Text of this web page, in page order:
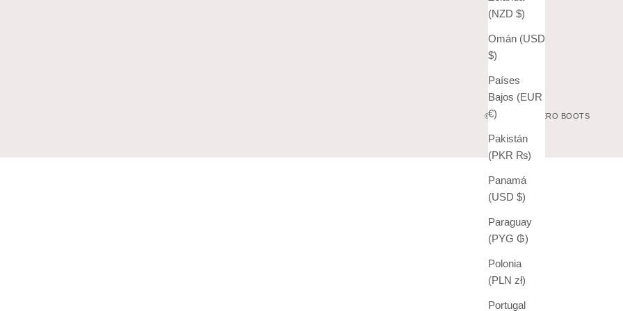
(NZD $)
Omán (USD
$)
Países
Bajos (EUR
€)
Pakistán
(PKR ₨)
Panamá
(USD $)
Paraguay
(PYG ₲)
Polonia
(PLN zł)
Portugal
© 2026 - VAQUERO BOOTS